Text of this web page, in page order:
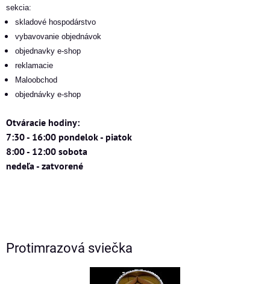
sekcia:
skladové hospodárstvo
vybavovanie objednávok
objednavky e-shop
reklamacie
Maloobchod
objednávky e-shop
Otváracie hodiny:
7:30 - 16:00 pondelok - piatok
8:00 - 12:00 sobota
nedeľa - zatvorené
Protimrazová sviečka